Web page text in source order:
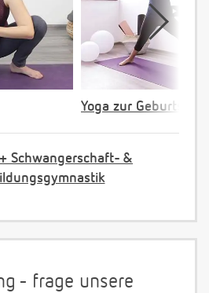
Yoga zur
Schwangerschaft- &
- frage unsere